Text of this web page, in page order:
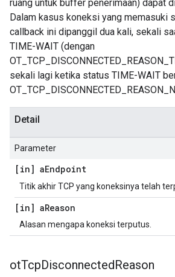
ruang untuk buffer penerimaan) dapat
Dalam kasus koneksi yang memasuki
callback ini dipanggil dua kali, sekali
TIME-WAIT (dengan
sekali lagi ketika status TIME-WAIT
Detail
Parameter
[in] aEndpoint
Titik akhir TCP yang koneksinya telah
[in] aReason
Alasan mengapa koneksi terputus.
otTcpDisconnectedReason